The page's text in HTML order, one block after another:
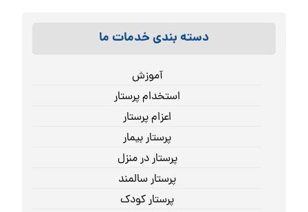
دسته بندی خدمات ما
آموزش
استخدام پرستار
اعزام پرستار
پرستار بیمار
پرستار در منزل
پرستار سالمند
پرستار کودک